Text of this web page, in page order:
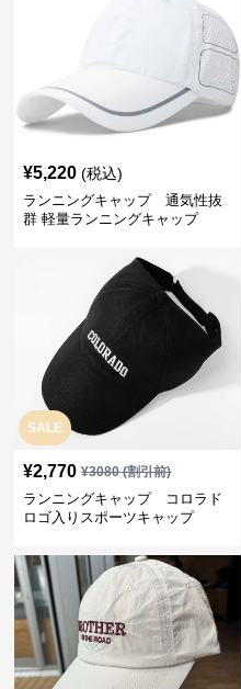
¥5,220 (税込)
ランニングキャップ 通気性抜
群 軽量ランニングキャップ
SALE
¥2,770 ¥3080(割引前)
ランニングキャップ コロラド
ロゴ入りスポーツキャップ